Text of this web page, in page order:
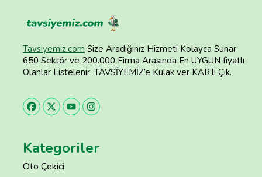
Tavsiyemiz.com Size Aradığınız Hizmeti Kolayca Sunar
650 Sektör ve 200.000 Firma Arasında En UYGUN fiyatlı
Olanlar Listelenir. TAVSİYEMİZ’e Kulak ver KAR’lı Çık.
Kategoriler
Oto Çekici